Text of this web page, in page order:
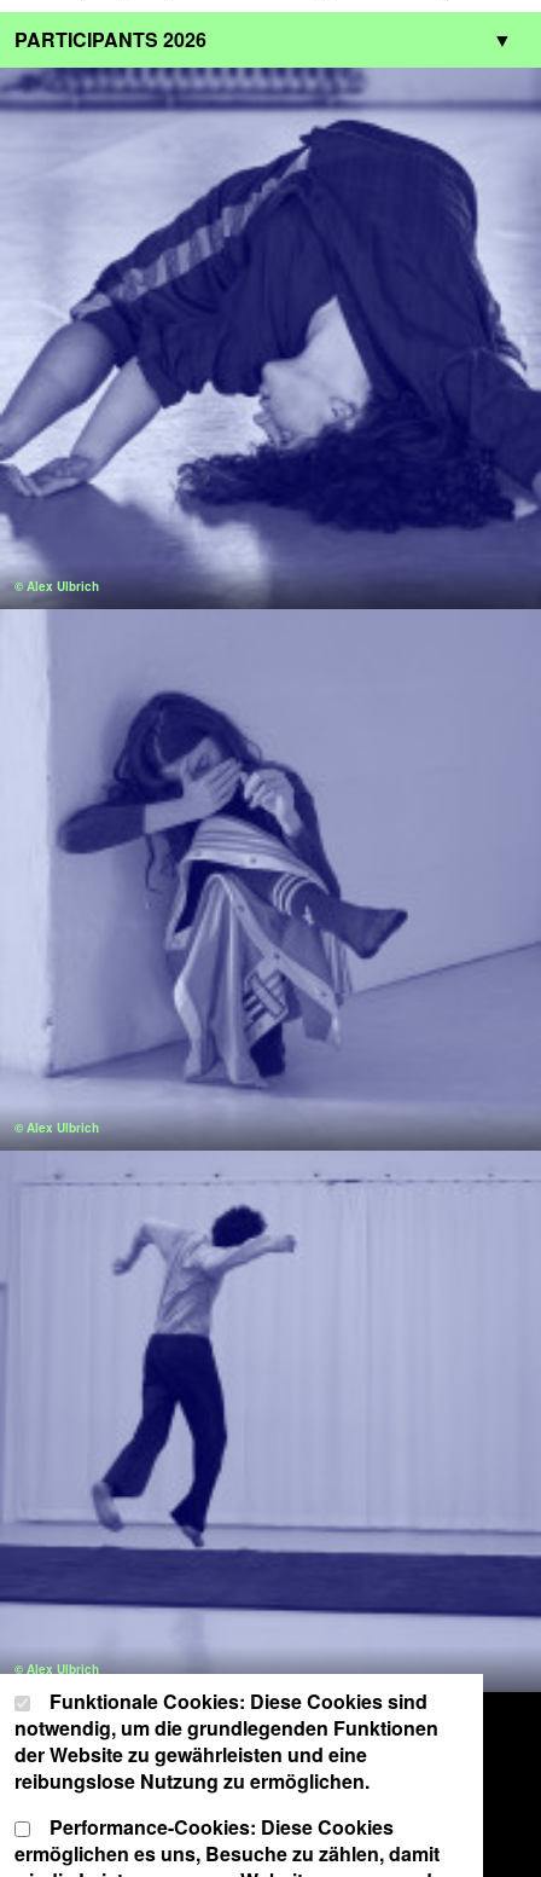
PARTICIPANTS 2026
© Alex Ulbrich
© Alex Ulbrich
© Alex Ulbrich
Cookie-Einstellungen
Wählen Sie Ihre Cookie-Präferenzen für diese Website.
Funktionale Cookies: Diese Cookies sind
notwendig, um die grundlegenden Funktionen
der Website zu gewährleisten und eine
reibungslose Nutzung zu ermöglichen.
Performance-Cookies: Diese Cookies
ermöglichen es uns, Besuche zu zählen, damit